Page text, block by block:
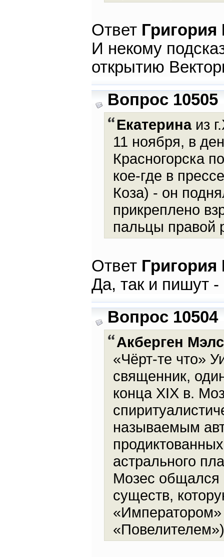
Ответ
И некому
открытию
Вопрос 10505
Екатеринаиз
11 ноября, в
Красногорска
кое-где в
Коза) - он
прикреплено
пальцы правой
Ответ
Да, так и пишут
Вопрос 10504
Акберген Мэлс
«Чёрт-те что»
священник,
конца XIX в.
называемым
астрального
Мозес общался
существ,